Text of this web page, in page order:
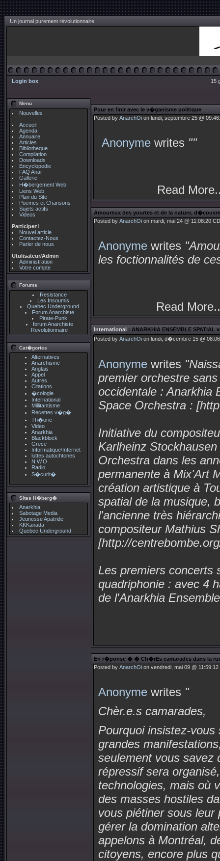
Un journal purement révolutionnaire
Login box 15
Menu
Nouvelles
Accueil
Agenda
Annuaire
Articles
Bibliotheque
Compilation
Downloads
Encyclopedie
FAQ Anar
Gallerie
H�bergement Web
Liens Web
Plan du Site
Poemes et Chansons
Sujets actifs
Videos
Participez!
Nouvel article
Contactez-Nous
Parler de nous
Utulisateur/Admin
Administration
Votre compte
Forums
Resistance
Les Insoumis
Quebec Underground
Forum Anarchiste
Pirate-Punk
forum Anarchiste
Revolutionnaire
Cat�gories
Alternatives
Anarchisme
Anglais
Appel
Autres
Citations
�cologie
International
Millitantisme
Recettes v�g�
Th�orie
Video
Anarkhia
Blackblock
Grece
Informatique\Internet
luttes autochtones
N.W.O
Radio
S�curit�
Sites H�berg�
Anarkhia
Sabotage Media
Jeunesse Apatride
KKKanada
Quebec Underground
Pour en finir avec le v�ganisme politique
Posted by AnarchOi on lundi, septembre 25 @
Anonyme writes ""
Read
Amoureux des yourtes et de la nature,
Posted by AnarchOi on mardi, mai 24 @ 11:08:20
Anonyme writes
les foctionnalités de
Read
International : ANARKHIA ENSEMBLE SPATIAL
Posted by AnarchOi on lundi, d�cembre 15 @
Anonyme writes
premier orchestre
occidentale : Anarkhia
Space Orchestra :
Initiative du
Karlheinz
Orchestra dans les
permanente à Mix'Art
création artistique à
spatial de la musique,
l'ancienne très
compositeur Mathius
[http://
Les premiers concerts
quadriphonie : avec 4
de l'Anarkhia
En r�ponse � � Ch�rEs camarades dans la
Posted by AnarchOi on vendredi, mai 09 @
Anonyme writes "
Chèr.e.s camarades,
Pourquoi insistez-vous
grandes
seulement vous savez
répressif sera
technologies, mais où
des masses hostiles
vous piétiner sous leur
gérer la domination
appelons à Montréal,
citoyens, encore plus